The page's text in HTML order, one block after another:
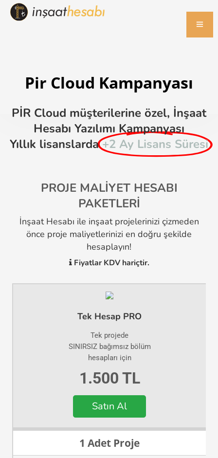
Pir Cloud Kampanyası
PİR Cloud müşterilerine özel, İnşaat
Hesabı Yazılımı Kampanyası
Yıllık lisanslarda +2 Ay Lisans Süresi
PROJE MALİYET HESABI
PAKETLERİ
İnşaat Hesabı ile inşaat projelerinizi çizmeden
önce proje maliyetlerinizi en doğru şekilde
hesaplayın!
Fiyatlar KDV hariçtir.
Tek Hesap PRO
Tek projede
SINIRSIZ bağımsız bölüm
hesapları için
1.500 TL
Satın Al
1 Adet Proje